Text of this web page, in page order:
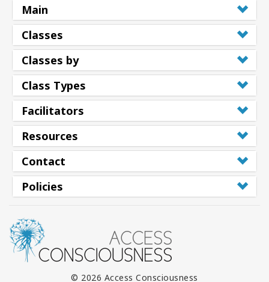
Main
Classes
Classes by
Class Types
Facilitators
Resources
Contact
Policies
© 2026 Access Consciousness